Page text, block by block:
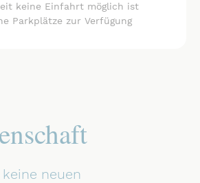
keine Einfahrt möglich ist
Parkplätze zur Verfügung
neuen